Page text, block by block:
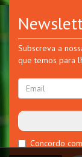
Subscreva a
que temos para
Concordo